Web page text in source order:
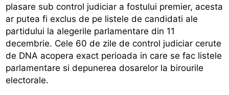
plasare sub control judiciar a fostului premier, acesta
ar putea fi exclus de pe listele de candidati ale
partidului la alegerile parlamentare din 11
decembrie. Cele 60 de zile de control judiciar cerute
de DNA acopera exact perioada in care se fac listele
parlamentare si depunerea dosarelor la birourile
electorale.